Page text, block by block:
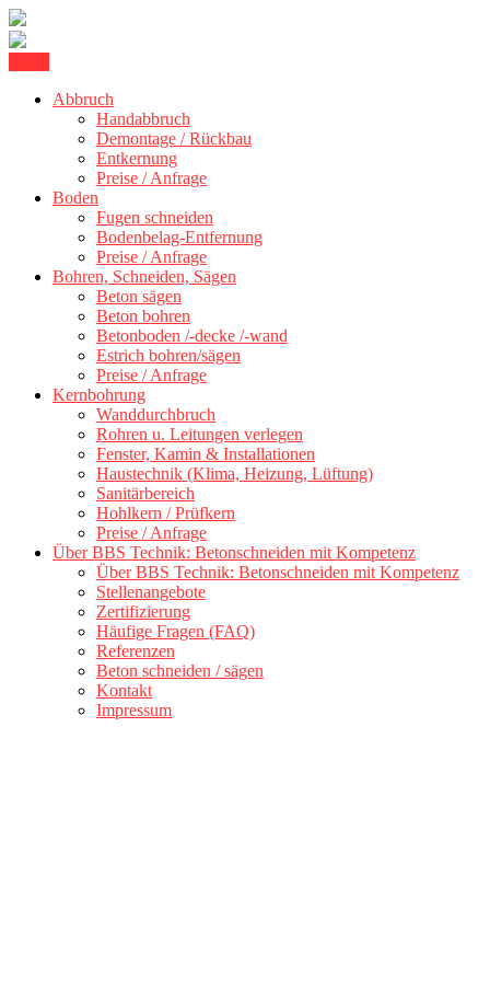
content
BBS Technik GmbH
Abbruch
Handabbruch
Demontage / Rückbau
Entkernung
Preise / Anfrage
Boden
Fugen schneiden
Bodenbelag-Entfernung
Preise / Anfrage
Bohren, Schneiden, Sägen
Beton sägen
Beton bohren
Betonboden /-decke /-wand
Estrich bohren/sägen
Preise / Anfrage
Kernbohrung
Wanddurchbruch
Rohren u. Leitungen verlegen
Fenster, Kamin & Installationen
Haustechnik (Klima, Heizung, Lüftung)
Sanitärbereich
Hohlkern / Prüfkern
Preise / Anfrage
Über BBS Technik: Betonschneiden mit Kompetenz
Über BBS Technik: Betonschneiden mit Kompetenz
Stellenangebote
Zertifizierung
Häufige Fragen (FAQ)
Referenzen
Beton schneiden / sägen
Kontakt
Impressum